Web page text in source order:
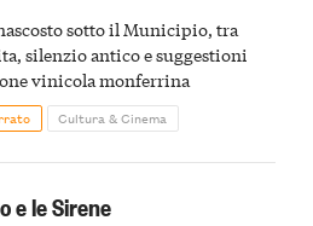
sotto il Municipio, tra
silenzio antico e suggestioni
vinicola monferrina
Cultura & Cinema
e le Sirene